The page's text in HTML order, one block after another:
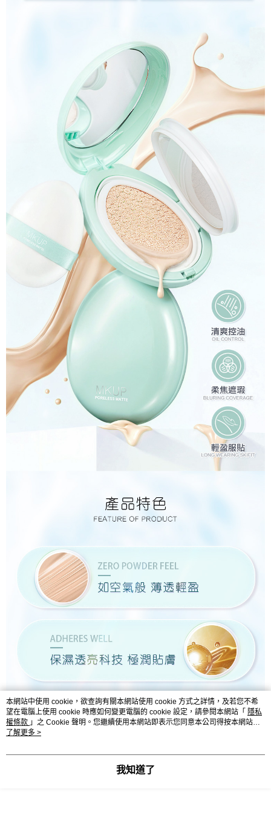
本網站中使用 cookie，欲查詢有關本網站使用 cookie 方式之詳情，及若您不希
望在電腦上使用 cookie 時應如何變更電腦的 cookie 設定，請參閱本網站「 隱私
權條款 」之 Cookie 聲明。您繼續使用本網站即表示您同意本公司得按本網站使
用條款之 Cookie 聲明使用 cookie。
了解更多 >
我知道了